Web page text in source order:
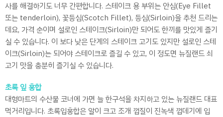
사를 해결하기도 너무 간편합니다. 스테이크 용 부위는 안심(Eye Fillet
또는 tenderloin), 꽃등심(Scotch Fillet), 등심(Sirloin)을 추천 드리는
데요, 가격 순이며 설로인 스테이크(Sirloin)만 되어도 한끼를 맛있게 즐기
실 수 있습니다. 이 보다 낮은 단계의 스테이크 고기도 있지만 설로인 스테
이크(Sirloin)는 되어야 스테이크로 즐길 수 있고, 이 정도면 뉴질랜드 쇠
고기 맛을 충분히 즐기실 수 있습니다.
초록 잎 홍합
대형마트의 수산물 코너에 가면 늘 한구석을 차지하고 있는 뉴질랜드 대표
먹거리입니다. 초록입홍합은 알이 크고 조개 껍질이 진녹색 껍데기에 입